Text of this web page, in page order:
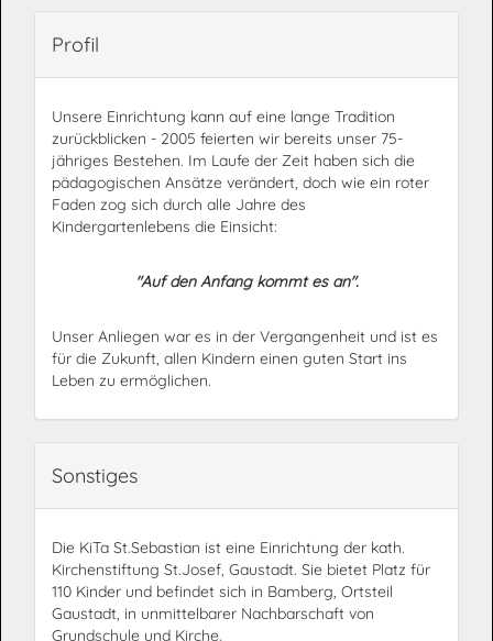
Profil
Unsere Einrichtung kann auf eine lange Tradition
zurückblicken - 2005 feierten wir bereits unser 75-
jähriges Bestehen. Im Laufe der Zeit haben sich die
pädagogischen Ansätze verändert, doch wie ein roter
Faden zog sich durch alle Jahre des
Kindergartenlebens die Einsicht:
"Auf den Anfang kommt es an".
Unser Anliegen war es in der Vergangenheit und ist es
für die Zukunft, allen Kindern einen guten Start ins
Leben zu ermöglichen.
Sonstiges
Die KiTa St.Sebastian ist eine Einrichtung der kath.
Kirchenstiftung St.Josef, Gaustadt. Sie bietet Platz für
110 Kinder und befindet sich in Bamberg, Ortsteil
Gaustadt, in unmittelbarer Nachbarschaft von
Grundschule und Kirche.